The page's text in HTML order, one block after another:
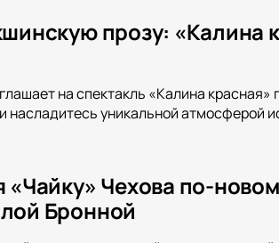
прозу: «Калина
на спектакль «Калина
насладитесь уникальной атмосферой
«Чайку» Чехова по-
Бронной